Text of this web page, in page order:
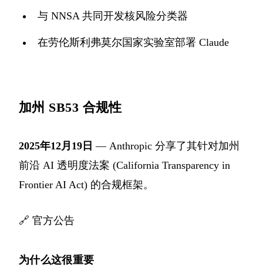
与 NNSA 共同开发核风险分类器
在劳伦斯利弗莫尔国家实验室部署 Claude
加州 SB53 合规性
2025年12月19日 — Anthropic 分享了其针对加州
前沿 AI 透明度法案 (California Transparency in
Frontier AI Act) 的合规框架。
🔗 官方公告
为什么这很重要